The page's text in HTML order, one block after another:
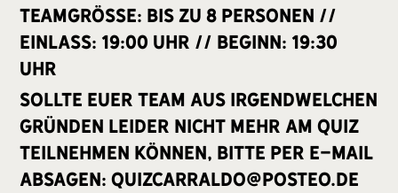
Teamgröße: bis zu 8 Personen //
Einlass: 19:00 Uhr // Beginn: 19:30
Uhr
Sollte euer Team aus irgendwelchen
Gründen leider nicht mehr am Quiz
teilnehmen können, bitte per E-Mail
absagen: quizcarraldo@posteo.de